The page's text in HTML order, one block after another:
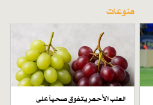
منوعات
العنب الأحمر يتفوق صحياً على